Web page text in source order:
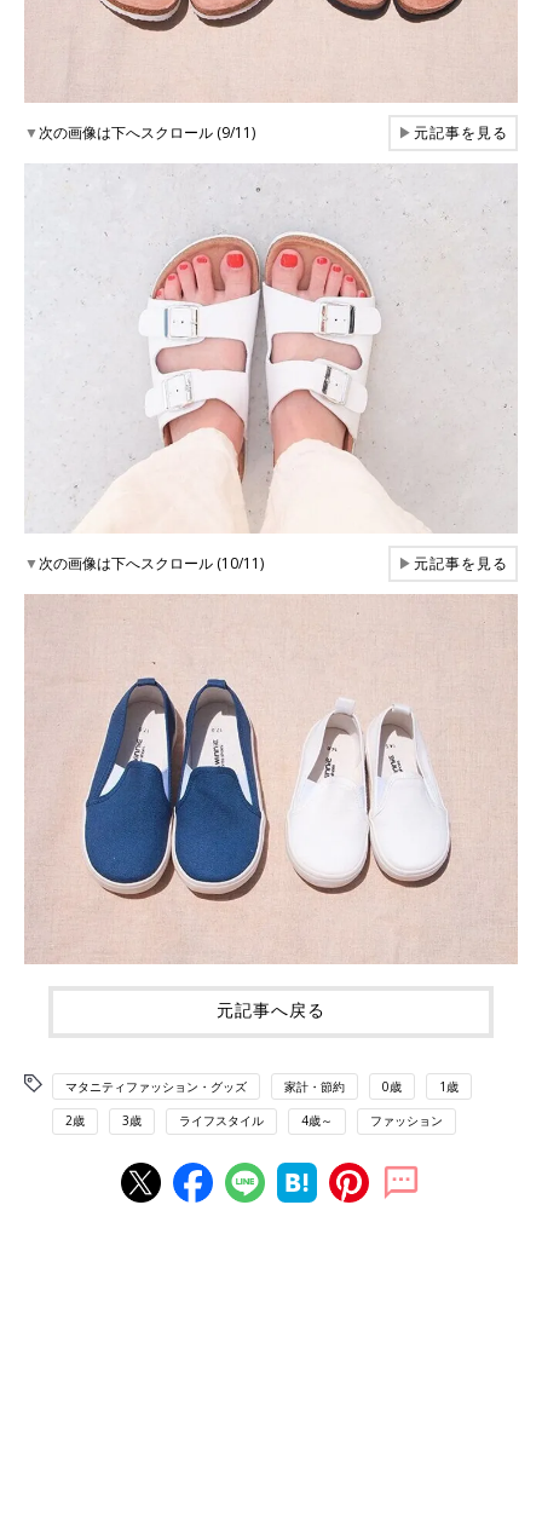
▼次の画像は下へスクロール (9/11) ▶元記事を見る
▼次の画像は下へスクロール (10/11) ▶元記事を見る
元記事へ戻る
マタニティファッション・グッズ 家計・節約 0歳 1歳
2歳 3歳 ライフスタイル 4歳～ ファッション